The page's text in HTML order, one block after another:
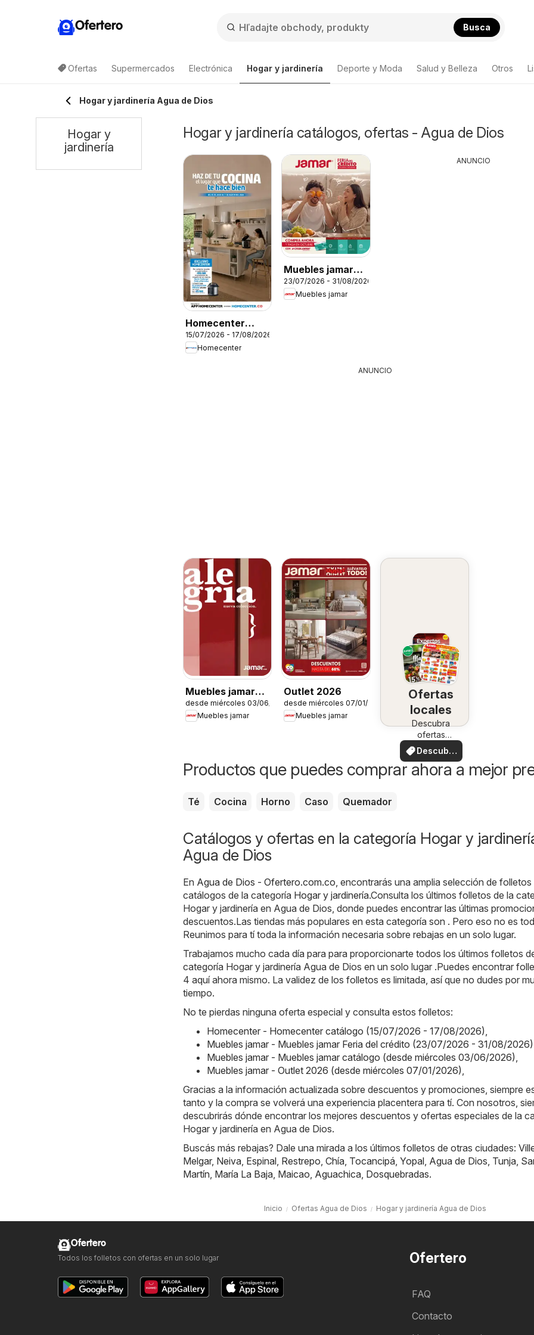
Ofertero Busca
Ofertas Supermercados Electrónica Hogar y jardinería Deporte y Moda Salud y Belleza Otros
Hogar y jardinería Agua de Dios
Hogar y jardinería catálogos, ofertas - Agua de Dios
Homecenter
catálogo
15/07/2026 - 17/08/2026
Homecenter
Muebles jamar
Feria del crédito
23/07/2026 - 31/08/2026
Muebles jamar
ANUNCIO
ANUNCIO
Muebles jamar
catálogo
desde miércoles 03/06/2026
Muebles jamar
Outlet 2026
desde miércoles 07/01/2026
Muebles jamar
Ofertas
locales
Descubra
ofertas
especiales
Descubre
ofertas
Productos que puedes comprar ahora a mejor
Té Cocina Horno Caso Quemador
Catálogos y ofertas en la categoría Hogar y
Agua de Dios
En Agua de Dios - Ofertero.com.co , encontrarás una amplia selección de folletos
catálogos de la categoría Hogar y jardinería.Consulta los últimos folletos de la
Hogar y jardinería en Agua de Dios, donde puedes encontrar las últimas
descuentos.Las tiendas más populares en esta categoría son . Pero eso no es
Reunimos para tí toda la información necesaria sobre rebajas en un solo lugar.
Trabajamos mucho cada día para para proporcionarte todos los últimos folletos
categoría Hogar y jardinería Agua de Dios en un solo lugar .Puedes encontrar
4 aquí ahora mismo. La validez de los folletos es limitada, así que no dudes por
tiempo.
No te pierdas ninguna oferta especial y consulta estos folletos:
Homecenter - Homecenter catálogo (15/07/2026 - 17/08/2026)
Muebles jamar - Muebles jamar Feria del crédito (23/07/2026 - 31/08/2026)
Muebles jamar - Muebles jamar catálogo (desde miércoles 03/06/2026)
Muebles jamar - Outlet 2026 (desde miércoles 07/01/2026)
Gracias a la información actualizada sobre descuentos y promociones, siempre
tanto y la compra se volverá una experiencia placentera para tí. Con nosotros,
descubrirás dónde encontrar los mejores descuentos y ofertas especiales de la
Hogar y jardinería en Agua de Dios.
Buscás más rebajas? Dale una mirada a los últimos folletos de otras ciudades:
Melgar, Neiva Espinal Restrepo Chía Tocancipá Yopal Agua de Dios Tunja
Martín María La Baja Maicao Aguachica Dosquebradas.
Inicio Ofertas Agua de Dios Hogar y jardinería Agua de Dios
Hogar y
jardinería
Ofertero
FAQ
Contacto
Ofertero
Todos los folletos con ofertas en un solo lugar